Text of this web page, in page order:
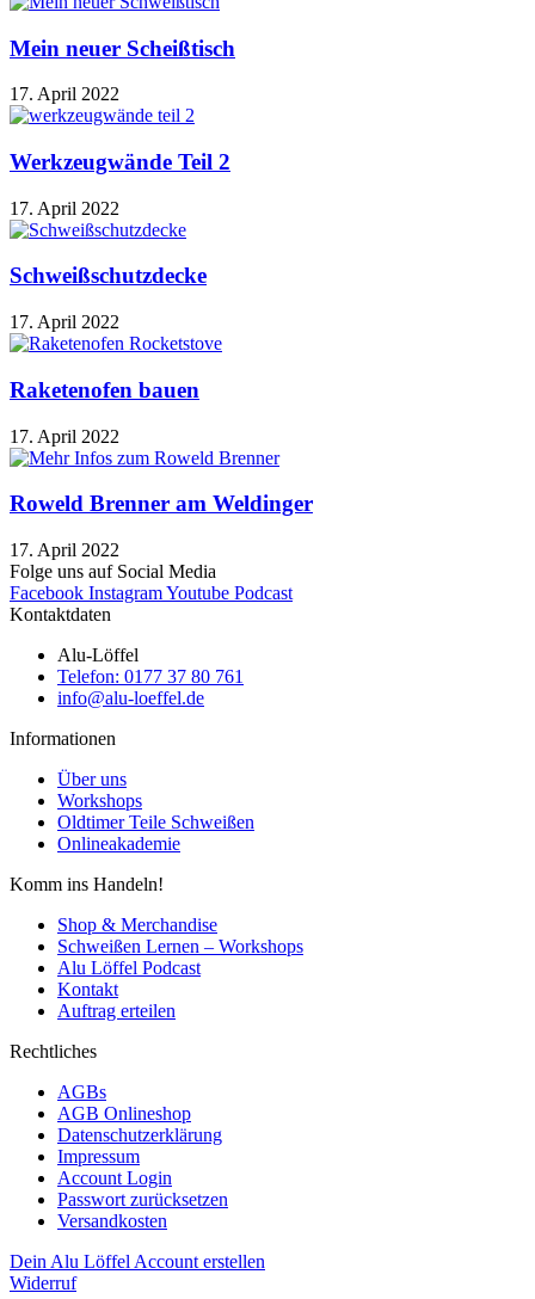
Mein neuer Scheißtisch
17. April 2022
Werkzeugwände Teil 2
17. April 2022
Schweißschutzdecke
17. April 2022
Raketenofen bauen
17. April 2022
Roweld Brenner am Weldinger
17. April 2022
Folge uns auf Social Media
Facebook InstagramYoutube Podcast
Kontaktdaten
Alu-Löffel
Telefon: 0177 37 80 761
info@alu-loeffel.de
Informationen
Über uns
Workshops
Oldtimer Teile Schweißen
Onlineakademie
Komm ins Handeln!
Shop & Merchandise
Schweißen Lernen – Workshops
Alu Löffel Podcast
Kontakt
Auftrag erteilen
Rechtliches
AGBs
AGB Onlineshop
Datenschutzerklärung
Impressum
Account Login
Passwort zurücksetzen
Versandkosten
Dein Alu Löffel Account erstellen
Widerruf